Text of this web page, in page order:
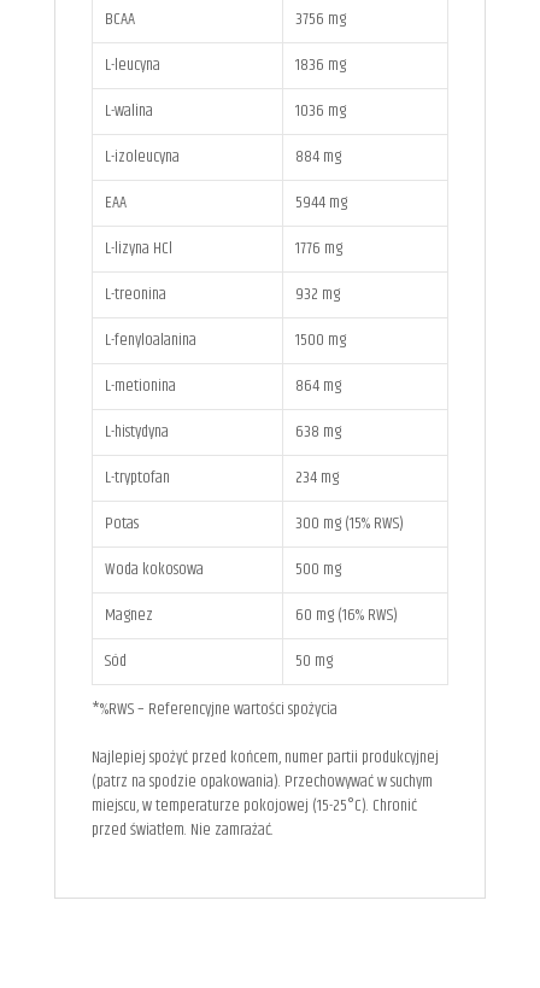
BCAA
3756 mg
L-leucyna
1836 mg
L-walina
1036 mg
L-izoleucyna
884 mg
EAA
5944 mg
L-lizyna HCl
1776 mg
L-treonina
932 mg
L-fenyloalanina
1500 mg
L-metionina
864 mg
L-histydyna
638 mg
L-tryptofan
234 mg
Potas
300 mg (15% RWS)
Woda kokosowa
500 mg
Magnez
60 mg (16% RWS)
Sód
50 mg
*%RWS – Referencyjne wartości spożycia
Najlepiej spożyć przed końcem, numer partii produkcyjnej
(patrz na spodzie opakowania). Przechowywać w suchym
miejscu, w temperaturze pokojowej (15-25°C). Chronić
przed światłem. Nie zamrażać.